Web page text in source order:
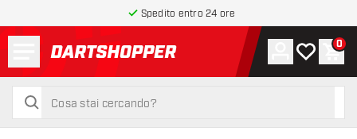
Spedito entro 24 ore
torna alla home page
cerca
cerca
Account
La mia0